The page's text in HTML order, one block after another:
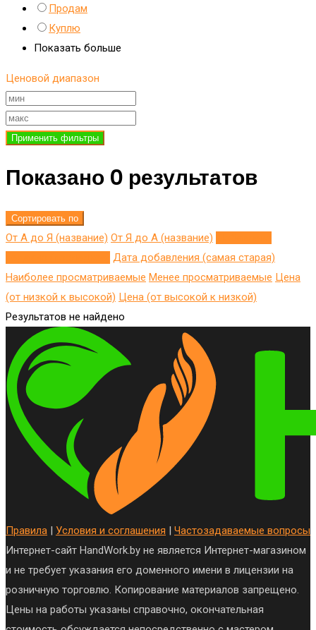
Продам
Куплю
Показать больше
Ценовой диапазон
Применить фильтры
Показано 0 результатов
Сортировать по
От А до Я (название) От Я до A (название)
Дата добавления (самая старая)
Наиболее просматриваемые Менее просматриваемые Цена
(от низкой к высокой) Цена (от высокой к низкой)
Результатов не найдено
Правила | Условия и соглашения | Частозадаваемые вопросы
Интернет-сайт HandWork.by не является Интернет-магазином
и не требует указания его доменного имени в лицензии на
розничную торговлю. Копирование материалов запрещено.
Цены на работы указаны справочно, окончательная